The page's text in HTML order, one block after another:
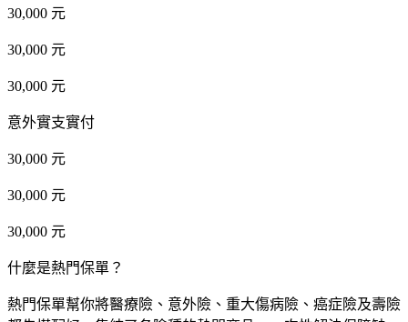
30,000 元
30,000 元
30,000 元
意外實支實付
30,000 元
30,000 元
30,000 元
什麼是熱門保單？
熱門保單幫你將醫療險、意外險、重大傷病險、癌症險及壽險